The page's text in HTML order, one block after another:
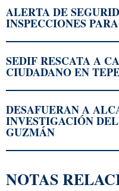
ALERTA DE
INSPECCIONES
SEDIF RESCATA A
CIUDADANO EN
DESAFUERAN A
INVESTIGACIÓN
GUZMÁN
NOTAS